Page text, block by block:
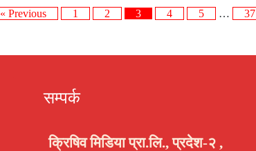
« Previous 1 2 3 4 5 … 37
सम्पर्क
क्रिषिव मिडिया प्रा.लि., प्रदेश-२ ,